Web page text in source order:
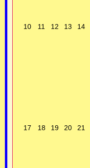
10 11 12 13 14
17 18 19 20 21